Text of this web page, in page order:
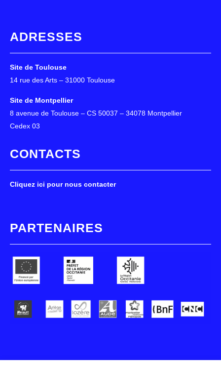
ADRESSES
Site de Toulouse
14 rue des Arts – 31000 Toulouse
Site de Montpellier
8 avenue de Toulouse – CS 50037 – 34078 Montpellier
Cedex 03
CONTACTS
Cliquez ici pour nous contacter
PARTENAIRES